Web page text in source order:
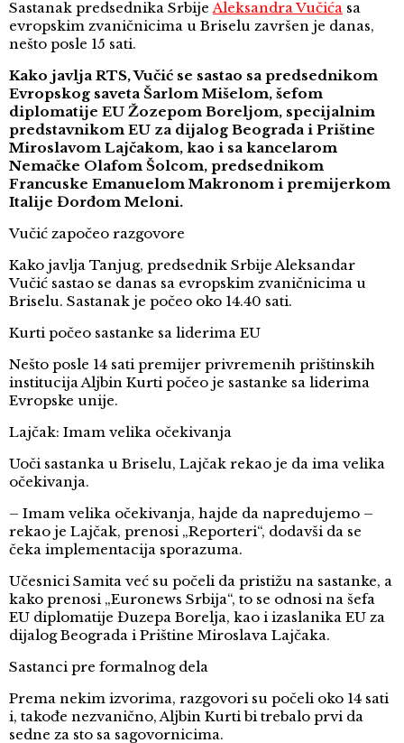
Sastanak predsednika SrbijeAleksandra Vučića sa
evropskim zvaničnicima u Briselu završen je danas,
nešto posle 15 sati.
Kako javlja RTS, Vučić se sastao sa predsednikom
Evropskog saveta Šarlom Mišelom, šefom
diplomatije EU Žozepom Boreljom, specijalnim
predstavnikom EU za dijalog Beograda i Prištine
Miroslavom Lajčakom, kao i sa kancelarom
Nemačke Olafom Šolcom, predsednikom
Francuske Emanuelom Makronom i premijerkom
Italije Đorđom Meloni.
Vučić započeo razgovore
Kako javlja Tanjug, predsednik Srbije Aleksandar
Vučić sastao se danas sa evropskim zvaničnicima u
Briselu. Sastanak je počeo oko 14.40 sati.
Kurti počeo sastanke sa liderima EU
Nešto posle 14 sati premijer privremenih prištinskih
institucija Aljbin Kurti počeo je sastanke sa liderima
Evropske unije.
Lajčak: Imam velika očekivanja
Uoči sastanka u Briselu, Lajčak rekao je da ima velika
očekivanja.
– Imam velika očekivanja, hajde da napredujemo –
rekao je Lajčak, prenosi „Reporteri“, dodavši da se
čeka implementacija sporazuma.
Učesnici Samita već su počeli da pristižu na sastanke, a
kako prenosi „Euronews Srbija“, to se odnosi na šefa
EU diplomatije Đuzepa Borelja, kao i izaslanika EU za
dijalog Beograda i Prištine Miroslava Lajčaka.
Sastanci pre formalnog dela
Prema nekim izvorima, razgovori su počeli oko 14 sati
i, takođe nezvanično, Aljbin Kurti bi trebalo prvi da
sedne za sto sa sagovornicima.